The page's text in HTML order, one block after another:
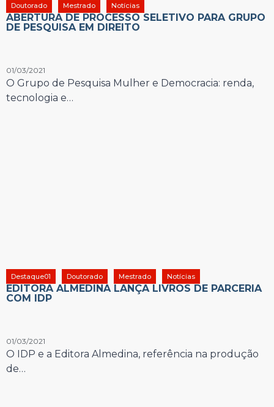
Doutorado Mestrado Notícias
ABERTURA DE PROCESSO SELETIVO PARA GRUPO
DE PESQUISA EM DIREITO
01/03/2021
O Grupo de Pesquisa Mulher e Democracia: renda,
tecnologia e…
Destaque01 Doutorado Mestrado Notícias
EDITORA ALMEDINA LANÇA LIVROS DE PARCERIA
COM IDP
01/03/2021
O IDP e a Editora Almedina, referência na produção
de…